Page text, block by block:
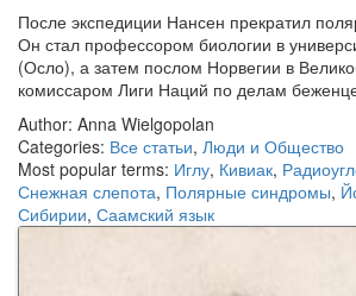
После экспедиции Нансен прекратил
Он стал профессором биологии в
(Осло), а затем послом Норвегии в
комиссаром Лиги Наций по делам
Author: Anna Wielgopolan
Categories: Все статьи, Люди и Общество
Most popular terms: Иглу, Кивиак,
Снежная слепота, Полярные синдромы,
Сибирии, Саамский язык